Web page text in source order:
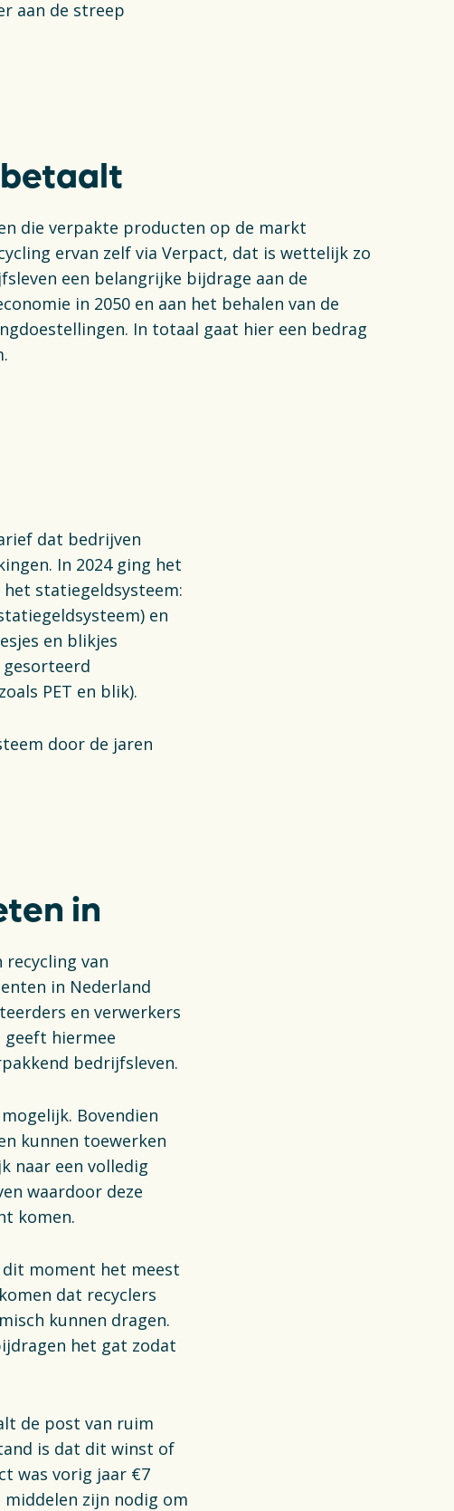
aan de streep
die verpakte producten op de markt
ervan zelf via Verpact, dat is wettelijk zo
een belangrijke bijdrage aan de
in 2050 en aan het behalen van de
In totaal gaat hier een bedrag
dat bedrijven
In 2024 ging het
statiegeldsysteem:
en
en blikjes
PET en blik).
door de jaren
in
van
in Nederland
en verwerkers
geeft hiermee
bedrijfsleven.
Bovendien
kunnen toewerken
naar een volledig
waardoor deze
komen.
dit moment het meest
dat recyclers
kunnen dragen.
het gat zodat
de post van ruim
is dat dit winst of
was vorig jaar €7
zijn nodig om